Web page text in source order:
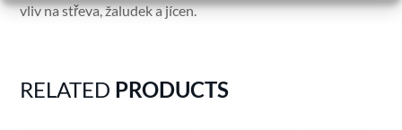
vliv na střeva, žaludek a jícen.
RELATED PRODUCTS